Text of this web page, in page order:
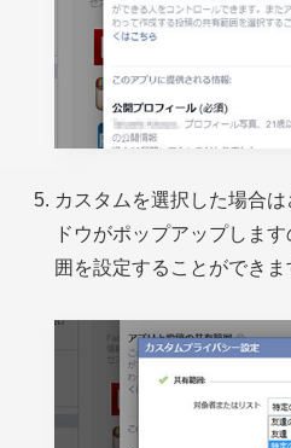
カスタムを選択した場合
ドウがポップアップしま
囲を設定することができま